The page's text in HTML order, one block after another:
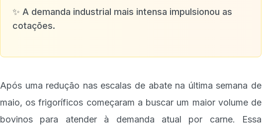
✨ A demanda industrial mais intensa impulsionou as
cotações.
Após uma redução nas escalas de abate na última semana de
maio, os frigoríficos começaram a buscar um maior volume de
bovinos para atender à demanda atual por carne. Essa